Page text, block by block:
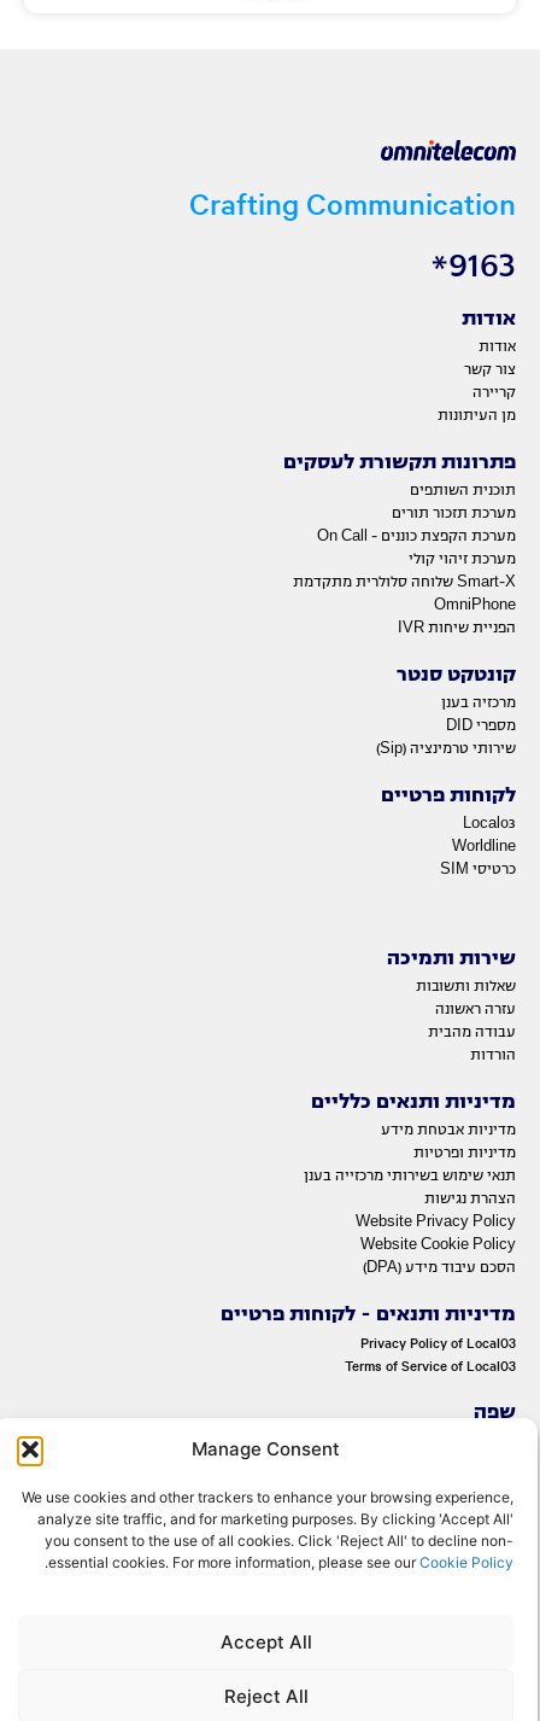
Manage Consent
We use cookies and other trackers to enhance your browsing experience,
analyze site traffic, and for marketing purposes. By clicking 'Accept All'
you consent to the use of all cookies. Click 'Reject All' to decline non-
essential cookies. For more information, please see ourCookie Policy
.
Accept All
Reject All
Crafting Communication
9163*
אודות
אודות
צור קשר
קריירה
מן העיתונות
פתרונות תקשורת לעסקים
תוכנית השותפים
מערכת תזכור תורים
מערכת הקפצת כוננים - On Call
מערכת זיהוי קולי
Smart-X שלוחה סלולרית מתקדמת
OmniPhone
הפניית שיחות IVR
קונטקט סנטר
מרכזיה בענן
מספרי DID
שירותי טרמינציה (Sip)
לקוחות פרטיים
Local03
Worldline
כרטיסי SIM
שירות ותמיכה
שאלות ותשובות
עזרה ראשונה
עבודה מהבית
הורדות
מדיניות ותנאים כלליים
מדיניות אבטחת מידע
מדיניות ופרטיות
תנאי שימוש בשירותי מרכזייה בענן
הצהרת נגישות
Website Privacy Policy
Website Cookie Policy
הסכם עיבוד מידע (DPA)
מדיניות ותנאים - לקוחות פרטיים
Privacy Policy of Local03
Terms of Service of Local03
שפה